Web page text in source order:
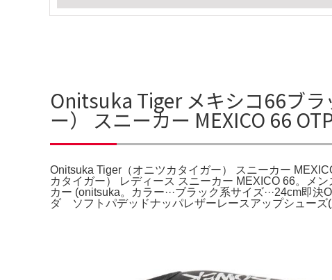
Onitsuka Tiger メキシコ66ブ
ー） スニーカー MEXICO 66
Onitsuka Tiger（オニツカタイガー） スニーカー
カタイガー） レディース スニーカー MEXICO 66。メ
カー (onitsuka。カラー···ブラック系サイズ···24cm即
ダ ソフトパデッドナッパレザーレースアップシュー